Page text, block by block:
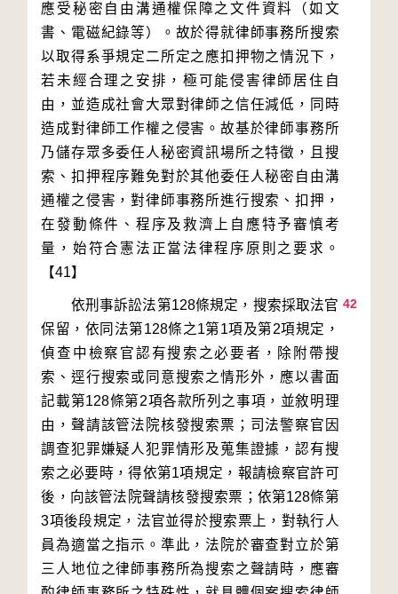
應受秘密自由溝通權保障之文件資料（如文
書、電磁紀錄等）。故於得就律師事務所搜索
以取得系爭規定二所定之應扣押物之情況下，
若未經合理之安排，極可能侵害律師居住自
由，並造成社會大眾對律師之信任減低，同時
造成對律師工作權之侵害。故基於律師事務所
乃儲存眾多委任人秘密資訊場所之特徵，且搜
索、扣押程序難免對於其他委任人秘密自由溝
通權之侵害，對律師事務所進行搜索、扣押，
在發動條件、程序及救濟上自應特予審慎考
量，始符合憲法正當法律程序原則之要求。
42
保留，依同法第128條之1第1項及第2項規定，
偵查中檢察官認有搜索之必要者，除附帶搜
索、逕行搜索或同意搜索之情形外，應以書面
記載第128條第2項各款所列之事項，並敘明理
由，聲請該管法院核發搜索票；司法警察官因
調查犯罪嫌疑人犯罪情形及蒐集證據，認有搜
索之必要時，得依第1項規定，報請檢察官許可
後，向該管法院聲請核發搜索票；依第128條第
3項後段規定，法官並得於搜索票上，對執行人
員為適當之指示。準此，法院於審查對立於第
三人地位之律師事務所為搜索之聲請時，應審